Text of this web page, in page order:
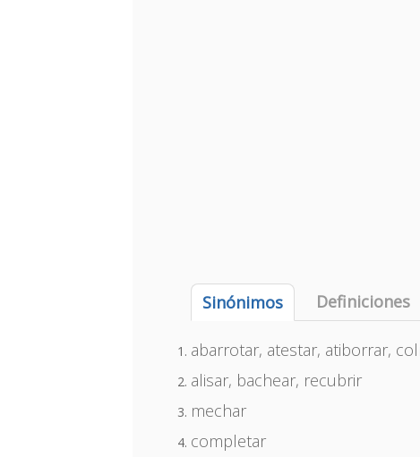
Sinónimos Definiciones
abarrotar, atestar, atiborrar,
alisar, bachear, recubrir
mechar
completar